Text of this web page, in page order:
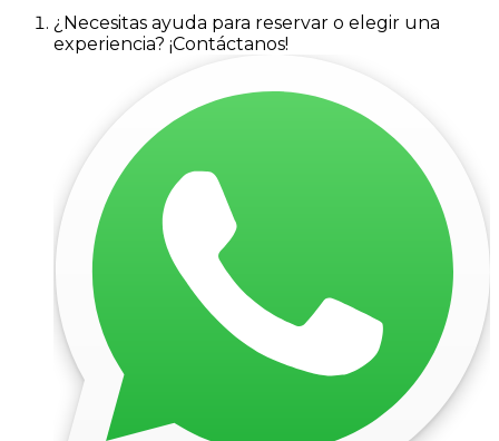
¿Necesitas ayuda para reservar o elegir una
experiencia? ¡Contáctanos!